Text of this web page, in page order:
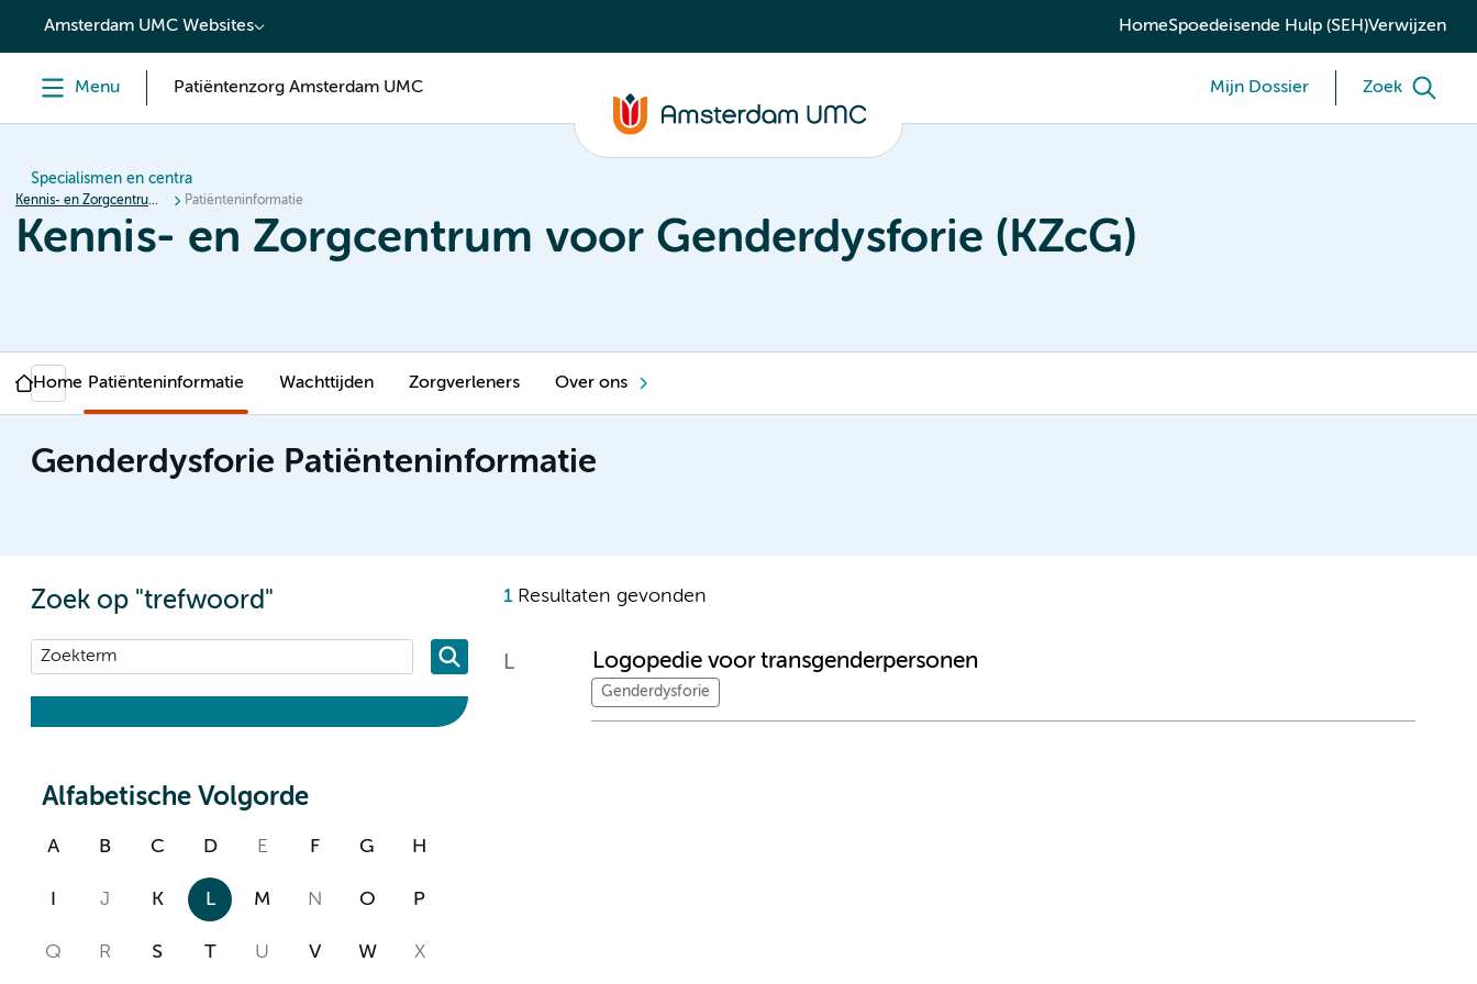
content
Amsterdam UMC Websites HomeSpoedeisende Hulp (SEH)Verwijzen
Menu Patiëntenzorg Amsterdam UMC Mijn Dossier Zoek
Specialismen en centra
Kennis- en Zorgcentrum voor Genderdysforie (KZcG) Patiënteninformatie
Kennis- en Zorgcentrum voor Genderdysforie (KZcG)
Home Patiënteninformatie Wachttijden Zorgverleners Over ons
Genderdysforie Patiënteninformatie
Zoek op "trefwoord"
Alfabetische Volgorde
A B C D E F G H
J K L M N O P
Q R S T U V W X
1Resultaten gevonden
L Logopedie voor transgenderpersonen
Genderdysforie